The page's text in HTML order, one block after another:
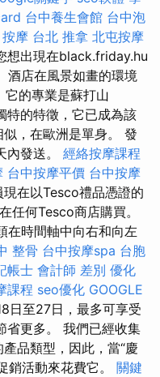
台中養生會館 台中泡
摩 台北 推拿 北屯按摩
想出現在black.friday.hu
酒店在風景如畫的環境
的專業是蘇打山
特的特徵，它已成為該
，在歐洲是單身。 發
發送。 經絡按摩課程
台中按摩平價 台中按摩
現在以Tesco禮品憑證的
任何Tesco商店購買。
在時間軸中向右和向左
整骨 台中按摩spa 台胞
帳士 會計師 差別 優化
課程 seo優化 GOOGLE
日至27日，最多可享受
省更多。 我們已經收集
品類型，因此，當“慶
銷活動來花費它。 關鍵